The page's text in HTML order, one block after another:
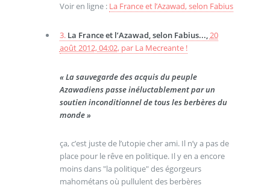
Voir en ligne : La France et l’Azawad, selon Fabius
3. La France et l’Azawad, selon Fabius...,20
août 2012, 04:02, par La Mecreante !
« La sauvegarde des acquis du peuple
Azawadiens passe inéluctablement par un
soutien inconditionnel de tous les berbères du
monde »
ça, c’est juste de l’utopie cher ami. Il n’y a pas de
place pour le rêve en politique. Il y en a encore
moins dans "la politique" des égorgeurs
mahométans où pullulent des berbères